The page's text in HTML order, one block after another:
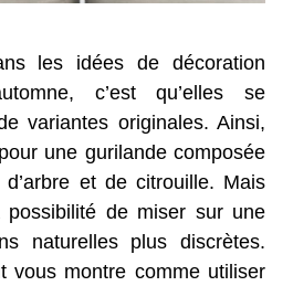
les idées de décoration
c’est qu’elles se
variantes originales. Ainsi,
une gurilande composée
et de citrouille. Mais
de miser sur une
naturelles plus discrètes.
vous montre comme utiliser